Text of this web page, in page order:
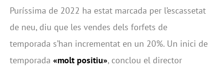
Puríssima de 2022 ha estat marcada per l’escassetat
de neu, diu que les vendes dels forfets de
temporada s’han incrementat en un 20%. Un inici de
temporada «molt positiu», conclou el director